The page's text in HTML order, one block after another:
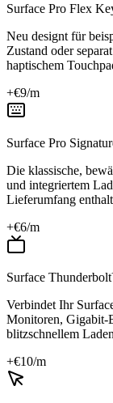
Surface Pro Flex
Neu designt für
Zustand oder
haptischem
+€9/m
Surface Pro
Die klassische,
und integriertem
Lieferumfang
+€6/m
Surface
Verbindet Ihr
Monitoren, Gigabit-
blitzschnellem
+€10/m